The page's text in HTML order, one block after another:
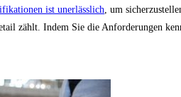
ist unerlässlich, um
zählt. Indem Sie die Anforderungen